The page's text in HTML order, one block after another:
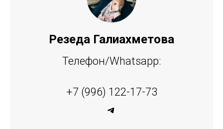
Резеда Галиахметова
Телефон/Whatsapp:
+7 (996) 122-17-73